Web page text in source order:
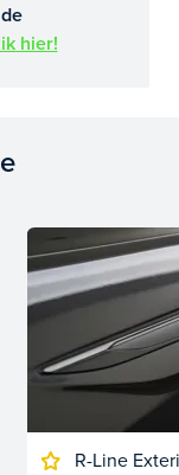
hier!
R-Line